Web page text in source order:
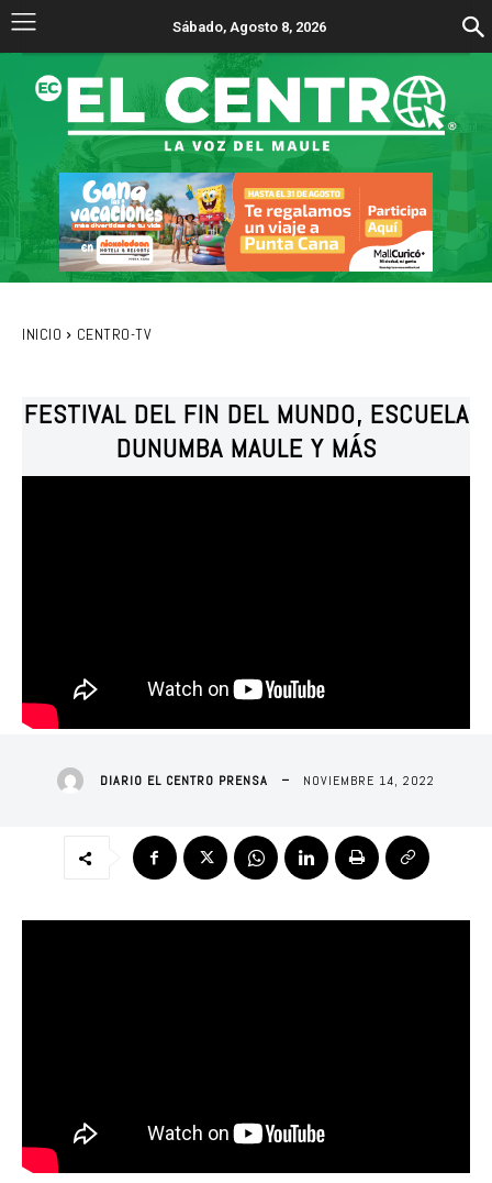
Sábado, Agosto 8, 2026
INICIO CENTRO-TV
FESTIVAL DEL FIN DEL MUNDO, ESCUELA
DUNUMBA MAULE Y MÁS
DIARIO EL CENTRO PRENSA NOVIEMBRE 14, 2022